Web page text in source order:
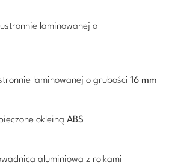
laminowanej o
laminowanej o grubości 16 mm
okleiną ABS
aluminiowa z rolkami